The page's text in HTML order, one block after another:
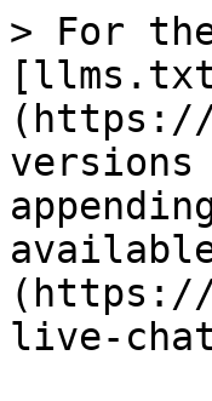
> For
(https://
versions
(https://
live-